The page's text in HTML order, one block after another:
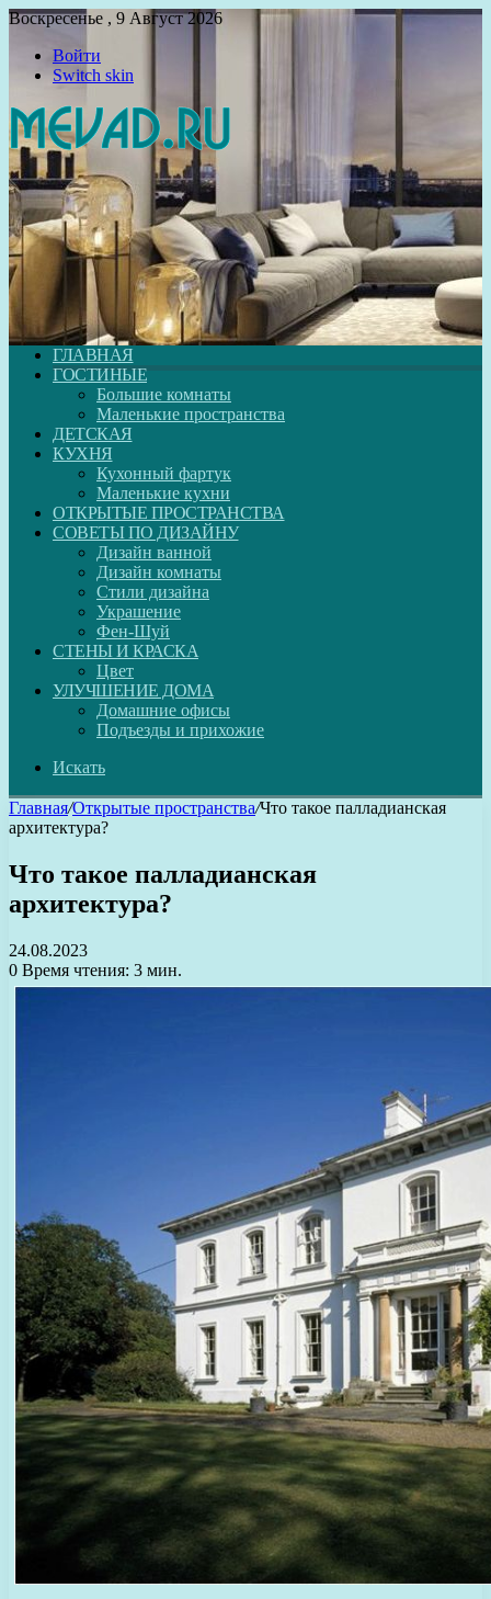
Воскресенье , 9 Август 2026
Войти
Switch skin
ГЛАВНАЯ
ГОСТИНЫЕ
Большие комнаты
Маленькие пространства
ДЕТСКАЯ
КУХНЯ
Кухонный фартук
Маленькие кухни
ОТКРЫТЫЕ ПРОСТРАНСТВА
СОВЕТЫ ПО ДИЗАЙНУ
Дизайн ванной
Дизайн комнаты
Стили дизайна
Украшение
Фен-Шуй
СТЕНЫ И КРАСКА
Цвет
УЛУЧШЕНИЕ ДОМА
Домашние офисы
Подъезды и прихожие
Искать
Главная/Открытые пространства/Что такое палладианская
архитектура?
Что такое палладианская
архитектура?
24.08.2023
0 Время чтения: 3 мин.